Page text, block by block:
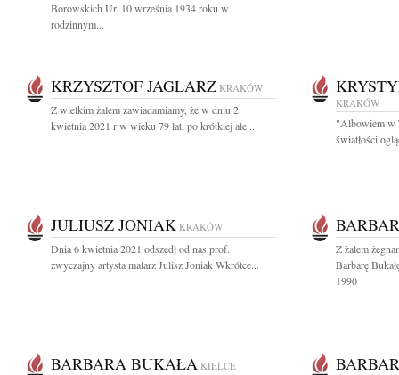
Borowskich Ur. 10 września 1934 roku w
rodzinnym...
KRZYSZTOF JAGLARZ KRAKÓW
Z wielkim żalem zawiadamiamy, że w dniu 2
kwietnia 2021 r w wieku 79 lat, po krótkiej ale...
KRAKÓW
"Albowiem w
światłości
JULIUSZ JONIAK KRAKÓW
Dnia 6 kwietnia 2021 odszedł od nas prof.
zwyczajny artysta malarz Julisz Joniak Wkrótce...
Z żalem
Barbarę
1990
BARBARA BUKAŁA KIELCE